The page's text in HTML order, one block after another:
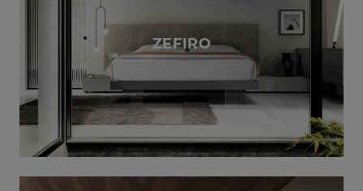
ZEFIRO